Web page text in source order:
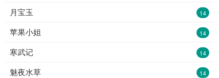
14
月宝玉
14
苹果小姐
14
寒武记
14
魅夜水草